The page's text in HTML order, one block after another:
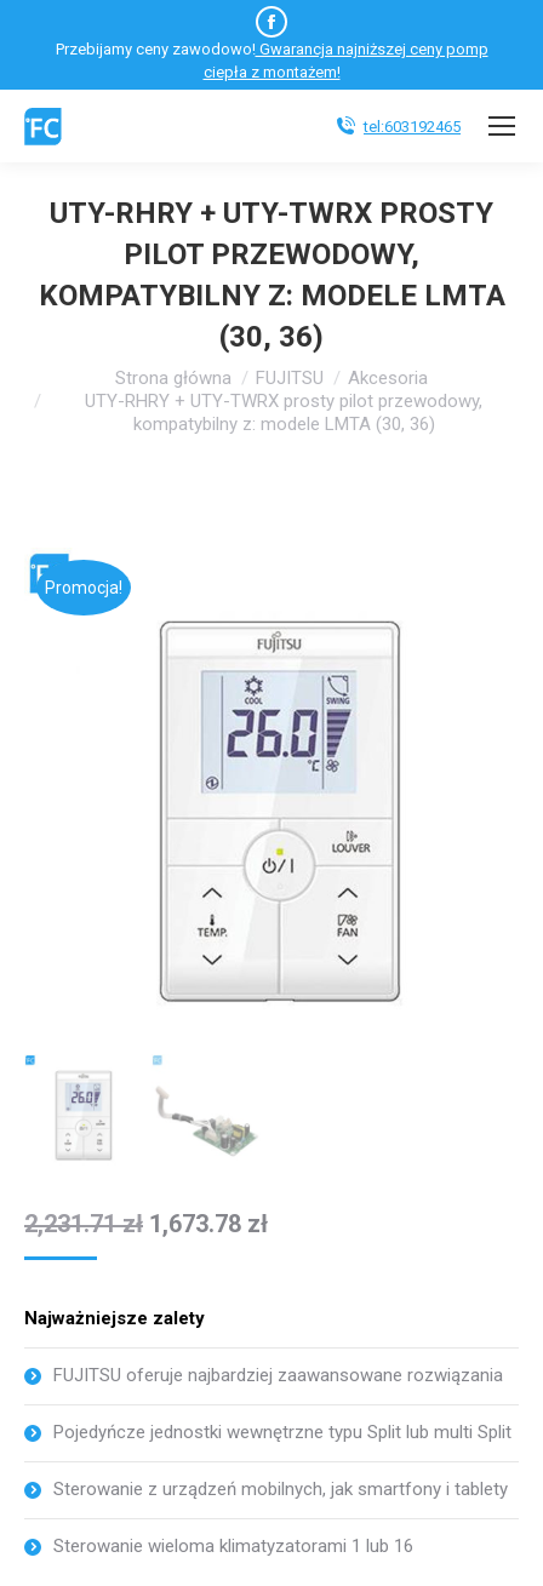
Facebook
otworzy
się
Przebijamy ceny zawodowo!Gwarancja najniższej ceny pomp
ciepła z montażem!
tel:603192465
UTY-RHRY + UTY-TWRX PROSTY
PILOT PRZEWODOWY,
KOMPATYBILNY Z: MODELE LMTA
(30, 36)
Jesteś tutaj:Strona główna FUJITSU
Akcesoria
UTY-RHRY + UTY-TWRX prosty pilot przewodowy,
kompatybilny z: modele LMTA (30, 36)
Promocja!
2,231.71zł 1,673.78 zł
Najważniejsze zalety
FUJITSU oferuje najbardziej zaawansowane rozwiązania
Pojedyńcze jednostki wewnętrzne typu Split lub multi Split
Sterowanie z urządzeń mobilnych, jak smartfony i tablety
Sterowanie wieloma klimatyzatorami 1 lub 16